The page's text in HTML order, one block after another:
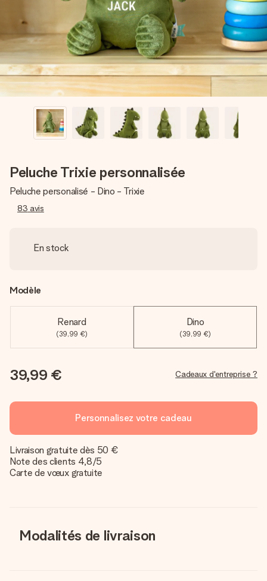
Créez quelque chose d’unique en quelques étapes – avec
son prénom, votre photo ou un message qui touche le cœur.
Sans complications, juste tout l’amour pour le moment idéal.
Peluche Trixie personnalisée
Peluche personalisé - Dino - Trixie
83 avis
En stock
Modèle
Renard
(39,99 €)
Dino
(39,99 €)
39,99 € Cadeaux d'entreprise ?
Personnalisez votre cadeau
Livraison gratuite dès 50 €
Note des clients 4,8/5
Carte de vœux gratuite
Modalités de livraison